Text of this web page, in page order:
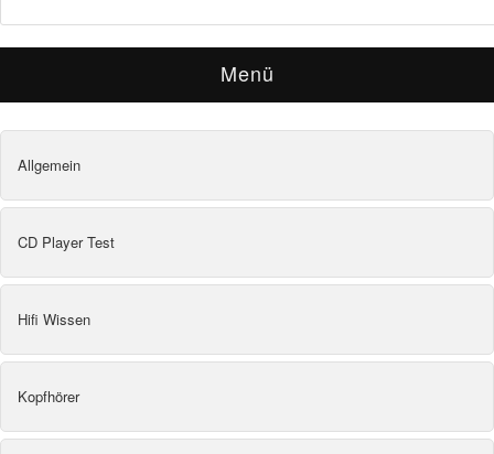
Menü
Allgemein
CD Player Test
Hifi Wissen
Kopfhörer